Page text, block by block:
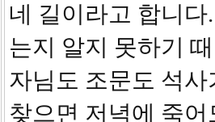
네 길이라고 합니
는지 알지 못하기
자님도 조문도 석
찾으면 저녁에 죽